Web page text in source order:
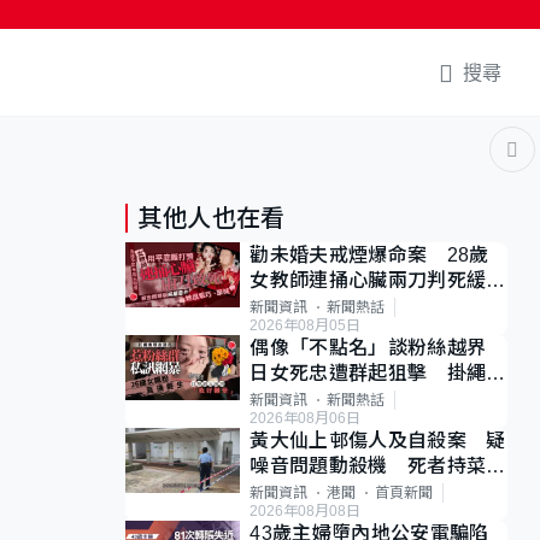
搜尋
其他人也在看
勸未婚夫戒煙爆命案 28歲
女教師連捅心臟兩刀判死緩
母斥判太重已上訴
新聞資訊
新聞熱話
2026年08月05日
偶像「不點名」談粉絲越界
日女死忠遭群起狙擊 掛繩開
直播道歉後輕生
新聞資訊
新聞熱話
2026年08月06日
黃大仙上邨傷人及自殺案 疑
噪音問題動殺機 死者持菜刀
斬傷樓上鄰居後墮斃
新聞資訊 港聞
首頁新聞
2026年08月08日
43歲主婦墮內地公安電騙陷